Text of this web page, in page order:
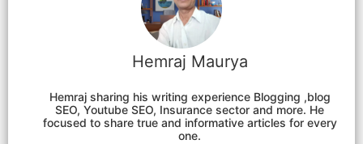
Hemraj Maurya
Hemraj sharing his writing experience Blogging ,blog
SEO, Youtube SEO, Insurance sector and more. He
focused to share true and informative articles for every
one.